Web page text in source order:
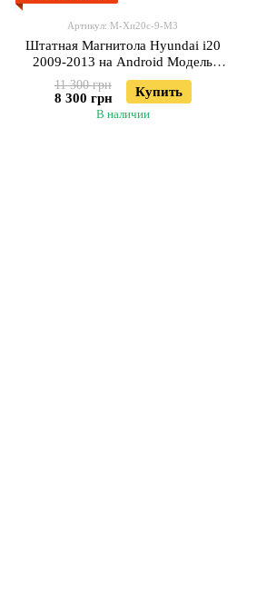
Артикул: М-Хи20с-9-М3
Штатная Магнитола Hyundai i20
2009-2013 на Android Модель
XYAuto-7212-8octa-CarPlay
11 300 грн
8 300 грн Купить
В наличии